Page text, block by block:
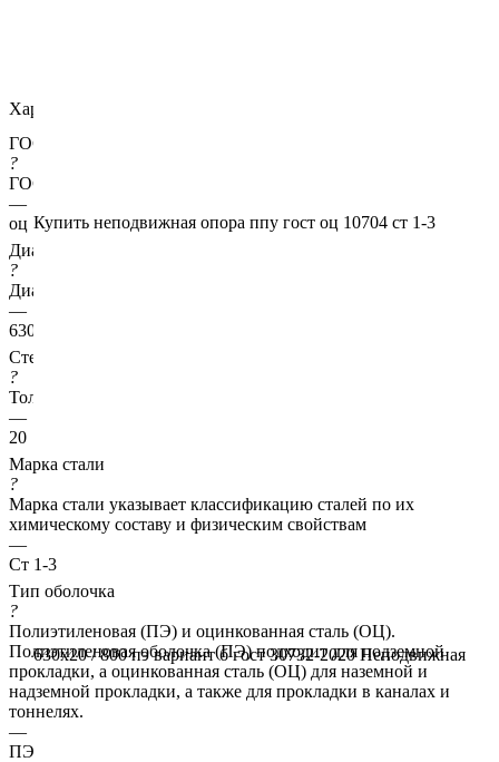
Купить неподвижная опора ппу гост оц 10704 ст 1-3
630x20 / 800 пэ вариант б гост 30732-2020 Неподвижная
Характеристики
ГОСТ несущей трубы
?
ГОСТ основной трубы
—
оц 10704
Диаметр трубы, мм
?
Диаметр основной трубы
—
630
Стенка трубы, мм
?
Толщина стенки несущей трубы
—
20
Марка стали
?
Марка стали указывает классификацию сталей по их
химическому составу и физическим свойствам
—
Ст 1-3
Тип оболочка
?
Полиэтиленовая (ПЭ) и оцинкованная сталь (ОЦ).
Полиэтиленовая оболочка (ПЭ) подходит для подземной
прокладки, а оцинкованная сталь (ОЦ) для наземной и
надземной прокладки, а также для прокладки в каналах и
тоннелях.
—
ПЭ